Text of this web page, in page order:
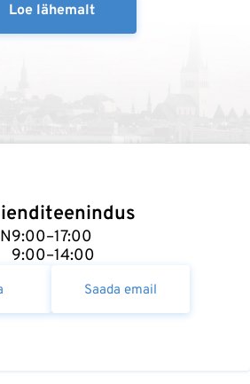
Loe lähemalt
9:00–17:00
9:00–14:00
Saada email